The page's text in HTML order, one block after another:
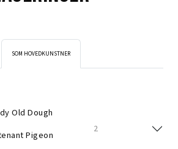
SOM HOVEDKUNSTNER
Old Dough
Pigeon
2